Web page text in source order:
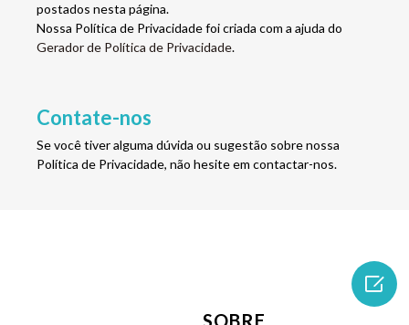
postados nesta página.
Nossa Política de Privacidade foi criada com a ajuda do
Gerador de Política de Privacidade.
Contate-nos
Se você tiver alguma dúvida ou sugestão sobre nossa
Política de Privacidade, não hesite em contactar-nos.
SOBRE
